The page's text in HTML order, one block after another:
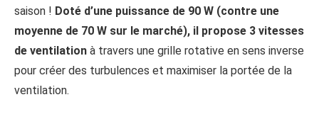
saison ! Doté d’une puissance de 90 W (contre une
moyenne de 70 W sur le marché), il propose 3 vitesses
de ventilation à travers une grille rotative en sens inverse
pour créer des turbulences et maximiser la portée de la
ventilation.